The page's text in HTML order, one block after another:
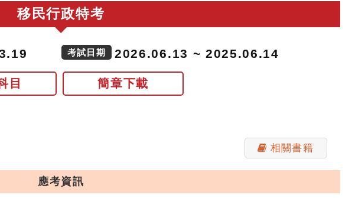
移民行政特考
考試日期 2026.06.13 ~ 2025.06.14
目 簡章下載
相關書籍
應考資訊